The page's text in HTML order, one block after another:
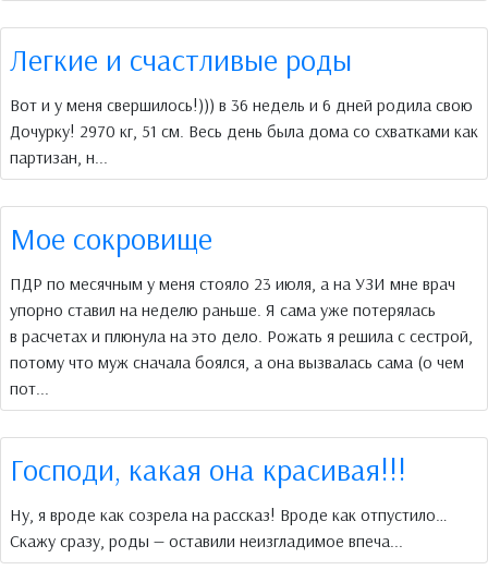
Легкие и счастливые роды
Вот и у меня свершилось!))) в 36 недель и 6 дней родила свою
Дочурку! 2970 кг, 51 см. Весь день была дома со схватками как
партизан, н...
Мое сокровище
ПДР по месячным у меня стояло 23 июля, а на УЗИ мне врач
упорно ставил на неделю раньше. Я сама уже потерялась
в расчетах и плюнула на это дело. Рожать я решила с сестрой,
потому что муж сначала боялся, а она вызвалась сама (о чем
пот...
Господи, какая она красивая!!!
Ну, я вроде как созрела на рассказ! Вроде как отпустило…
Скажу сразу, роды — оставили неизгладимое впеча...